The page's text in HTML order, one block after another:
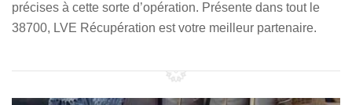
précises à cette sorte d’opération. Présente dans tout le
38700, LVE Récupération est votre meilleur partenaire.